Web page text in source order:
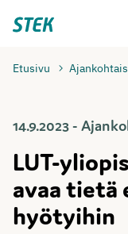
suoraan
Stek
Etusivu
14.9.2023 -
LUT-
avaa tietä
hyötyihin